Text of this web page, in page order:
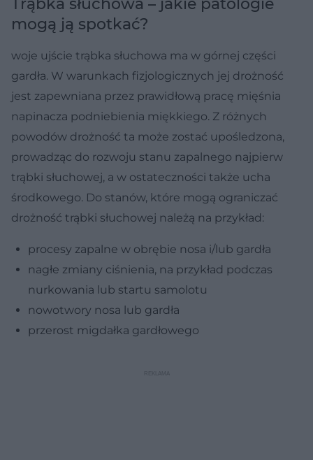
mogą ją spotkać?
woje ujście trąbka słuchowa ma w górnej części
gardła. W warunkach fizjologicznych jej drożność
jest zapewniana przez prawidłową pracę mięśnia
napinacza podniebienia miękkiego. Z różnych
powodów drożność ta może zostać upośledzona,
prowadząc do rozwoju stanu zapalnego najpierw
trąbki słuchowej, a w ostateczności także ucha
środkowego. Do stanów, które mogą ograniczać
drożność trąbki słuchowej należą na przykład:
procesy zapalne w obrębie nosa i/lub gardła
nagłe zmiany ciśnienia, na przykład podczas
nurkowania lub startu samolotu
nowotwory nosa lub gardła
przerost migdałka gardłowego